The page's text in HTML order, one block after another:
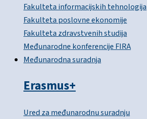
Fakulteta informacijskih tehnologija
Fakulteta poslovne ekonomije
Fakulteta zdravstvenih studija
Međunarodne konferencije FIRA
Međunarodna suradnja
Erasmus+
Ured za međunarodnu suradnju